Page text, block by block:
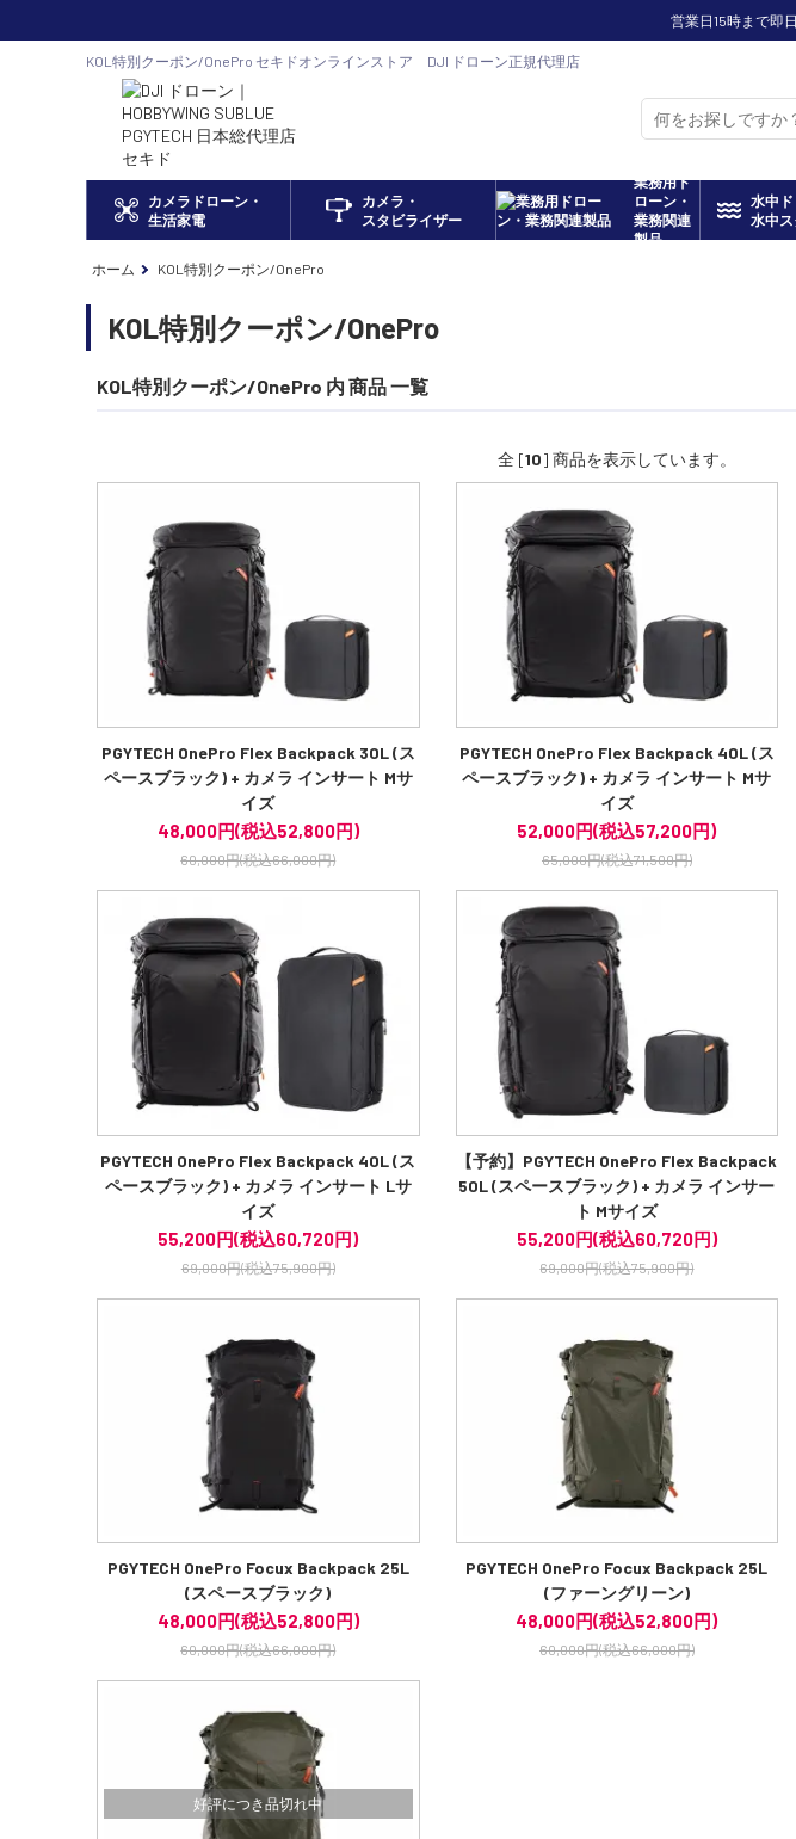
営業日15時まで即
KOL特別クーポン/OnePro セキドオンラインストア DJI ドローン正規代理店
カメラドローン・
生活家電
カメラ・
スタビライザー
業務用ド
ローン・
業務関連
製品
水中ド
水中
ホーム KOL特別クーポン/OnePro
KOL特別クーポン/OnePro
KOL特別クーポン/OnePro 内 商品 一覧
全 [10] 商品を表示しています。
PGYTECH OnePro Flex Backpack 30L (ス
ペースブラック) + カメラ インサート Mサ
イズ
48,000円(税込52,800円)
60,000円(税込66,000円)
PGYTECH OnePro Flex Backpack 40L (ス
ペースブラック) + カメラ インサート Mサ
イズ
52,000円(税込57,200円)
65,000円(税込71,500円)
PGYTECH OnePro Flex Backpack 40L (ス
ペースブラック) + カメラ インサート Lサ
イズ
55,200円(税込60,720円)
69,000円(税込75,900円)
【予約】PGYTECH OnePro Flex Backpack
50L (スペースブラック) + カメラ インサー
ト Mサイズ
55,200円(税込60,720円)
69,000円(税込75,900円)
PGYTECH OnePro Focux Backpack 25L
(スペースブラック)
48,000円(税込52,800円)
60,000円(税込66,000円)
PGYTECH OnePro Focux Backpack 25L
(ファーングリーン)
48,000円(税込52,800円)
60,000円(税込66,000円)
好評につき品切れ中